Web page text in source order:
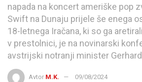
napada na koncert ameriške pop
Swift na Dunaju prijele še enega
18-letnega Iračana, ki so ga
v prestolnici, je na novinarski
avstrijski notranji minister Gerhard
Avtor M.K. 09/08/2024